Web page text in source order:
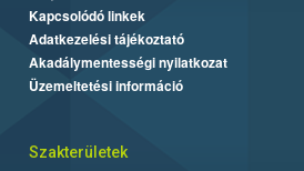
Kapcsolódó linkek
Adatkezelési tájékoztató
Akadálymentességi nyilatkozat
Üzemeltetési információ
Szakterületek